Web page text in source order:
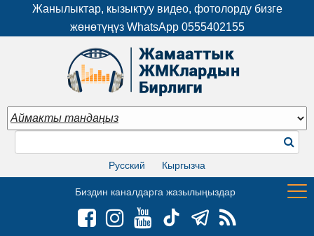
Жанылыктар, кызыктуу видео, фотолорду бизге
жөнөтүңүз WhatsApp 0555402155
Русский Кыргызча
Биздин каналдарга жазылыңыздар